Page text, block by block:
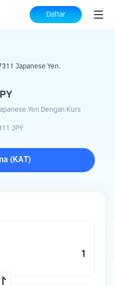
Daftar
ke JPY
Japanese Yen.
Yen Dengan Kurs
JPY
( KAT )